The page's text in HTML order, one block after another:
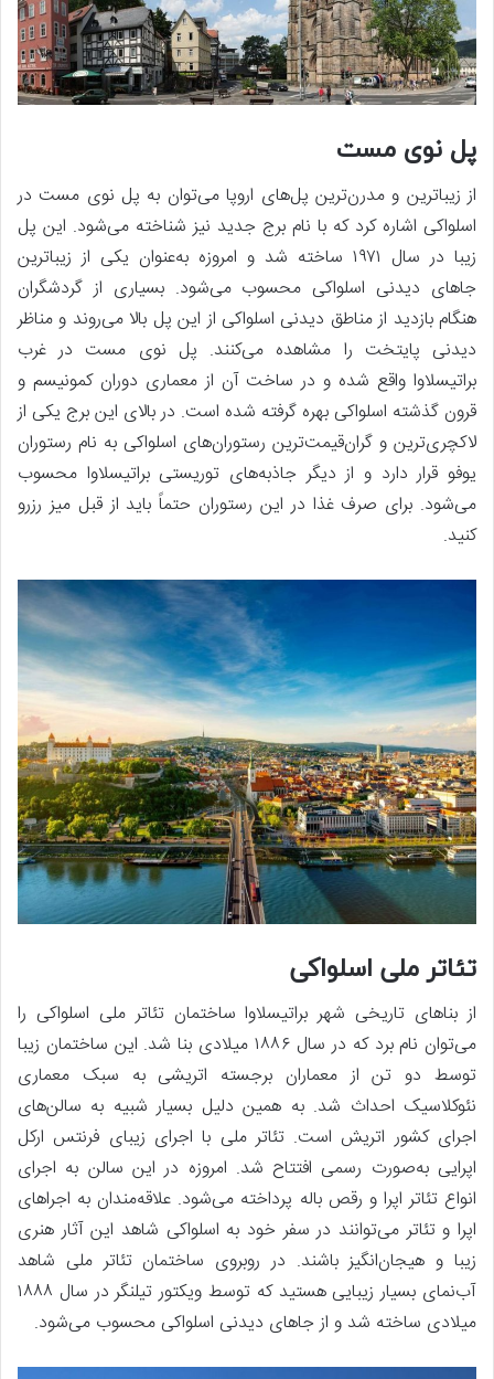
پل نوی مست
از زیباترین و مدرن‌ترین پل‌های اروپا می‌توان به پل نوی مست در
اسلواکی اشاره کرد که با نام برج جدید نیز شناخته می‌شود. این پل
زیبا در سال ۱۹۷۱ ساخته شد و امروزه به‌عنوان یکی از زیباترین
جاهای دیدنی اسلواکی محسوب می‌شود. بسیاری از گردشگران
هنگام بازدید از مناطق دیدنی اسلواکی از این پل بالا می‌روند و مناظر
دیدنی پایتخت را مشاهده می‌کنند. پل نوی مست در غرب
براتیسلاوا واقع شده و در ساخت آن از معماری دوران کمونیسم و
قرون گذشته اسلواکی بهره گرفته شده است. در بالای این برج یکی از
لاکچری‌ترین و گران‌قیمت‌ترین رستوران‌های اسلواکی به نام رستوران
یوفو قرار دارد و از دیگر جاذبه‌های توریستی براتیسلاوا محسوب
می‌شود. برای صرف غذا در این رستوران حتماً باید از قبل میز رزرو
کنید.
تئاتر ملی اسلواکی
از بناهای تاریخی شهر براتیسلاوا ساختمان تئاتر ملی اسلواکی را
می‌توان نام برد که در سال ۱۸۸۶ میلادی بنا شد. این ساختمان زیبا
توسط دو تن از معماران برجسته اتریشی به سبک معماری
نئوکلاسیک احداث شد. به همین دلیل بسیار شبیه به سالن‌های
اجرای کشور اتریش است. تئاتر ملی با اجرای زیبای فرنتس ارکل
اپرایی به‌صورت رسمی افتتاح شد. امروزه در این سالن به اجرای
انواع تئاتر اپرا و رقص باله پرداخته می‌شود. علاقه‌مندان به اجراهای
اپرا و تئاتر می‌توانند در سفر خود به اسلواکی شاهد این آثار هنری
زیبا و هیجان‌انگیز باشند. در روبروی ساختمان تئاتر ملی شاهد
آب‌نمای بسیار زیبایی هستید که توسط ویکتور تیلنگر در سال ۱۸۸۸
میلادی ساخته شد و از جاهای دیدنی اسلواکی محسوب می‌شود.